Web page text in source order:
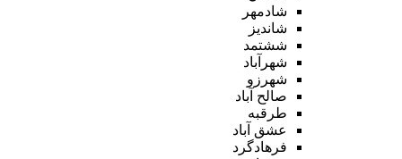
شادمهر
شاندیز
ششتمد
شهرآباد
شهرزو
صالح آباد
طرقبه
عشق آباد
فرهادگرد